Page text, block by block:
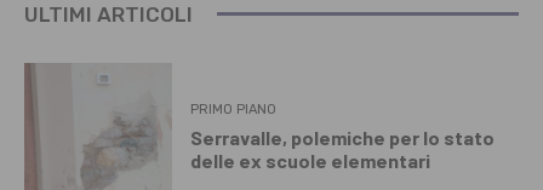
ULTIMI ARTICOLI
PRIMO PIANO
Serravalle, polemiche per lo stato
delle ex scuole elementari